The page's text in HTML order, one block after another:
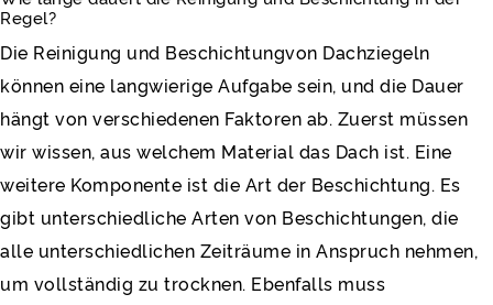
Regel?
Die Reinigung und Beschichtungvon Dachziegeln
können eine langwierige Aufgabe sein, und die Dauer
hängt von verschiedenen Faktoren ab. Zuerst müssen
wir wissen, aus welchem Material das Dach ist. Eine
weitere Komponente ist die Art der Beschichtung. Es
gibt unterschiedliche Arten von Beschichtungen, die
alle unterschiedlichen Zeiträume in Anspruch nehmen,
um vollständig zu trocknen. Ebenfalls muss